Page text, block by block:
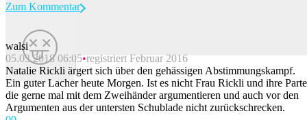
Beitrag melden
Zum Kommentar
walsi
05.03.2018 06:05 registriert Februar 2016
Natalie Rickli ärgert sich über den gehässigen Abstimmungskampf.
Ein guter Lacher heute Morgen. Ist es nicht Frau Rickli und ihre
die gerne mal mit dem Zweihänder argumentieren und auch vor den
Argumenten aus der untersten Schublade nicht zurückschrecken.